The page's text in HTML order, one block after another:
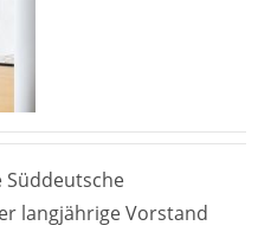
Süddeutsche
langjährige Vorstand